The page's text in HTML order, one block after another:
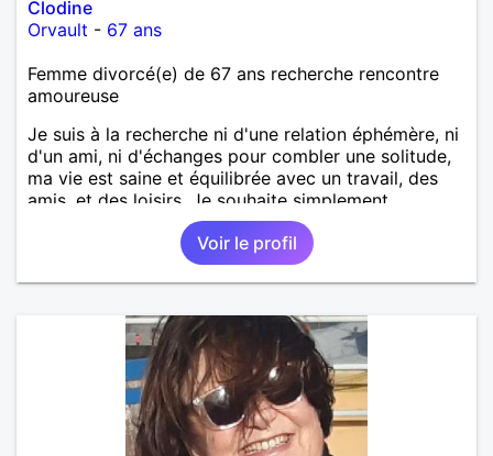
Clodine
Orvault - 67 ans
Femme divorcé(e) de 67 ans recherche rencontre
amoureuse
Je suis à la recherche ni d'une relation éphémère, ni
d'un ami, ni d'échanges pour combler une solitude,
ma vie est saine et équilibrée avec un travail, des
amis, et des loisirs. Je souhaite simplement
rencontrer un homme de la région de Orvault qui
recherche une relation sérieuse !
Voir le profil